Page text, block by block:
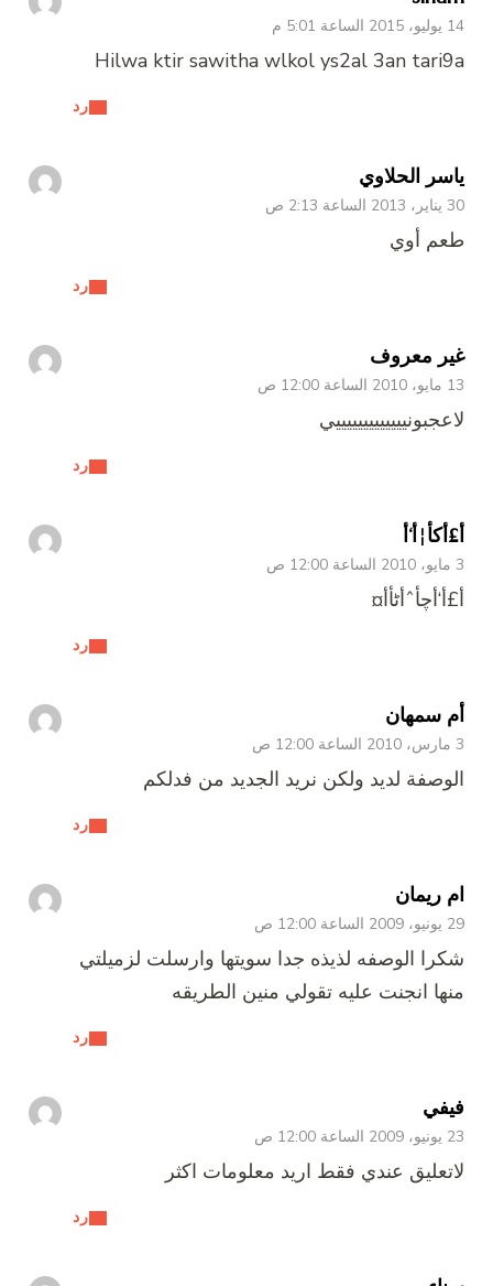
14 يوليو، 2015 الساعة 5:01 م
رد
Hilwa ktir sawitha wlkol ys2al 3an tari9a
ياسر الحلاوي
30 يناير، 2013 الساعة 2:13 ص
رد
طعم أوي
غير معروف
13 مايو، 2010 الساعة 12:00 ص
رد
لاعجبونيييييييييييييي
أ£أکأ¦أ‘أ­
3 مايو، 2010 الساعة 12:00 ص
رد
أ£أ‘أچأˆأٹأ­أ¤
أم سمهان
3 مارس، 2010 الساعة 12:00 ص
رد
الوصفة لديد ولكن نريد الجديد من فدلكم
ام ريمان
29 يونيو، 2009 الساعة 12:00 ص
رد
شكرا الوصفه لذيذه جدا سويتها وارسلت لزميلتي
منها انجنت عليه تقولي منين الطريقه
فيفي
23 يونيو، 2009 الساعة 12:00 ص
رد
لاتعليق عندي فقط اريد معلومات اكثر